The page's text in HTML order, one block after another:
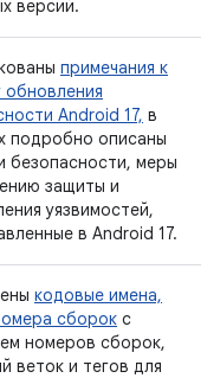
версий.
примечания к
обновления
Android 17, в
подробно описаны
безопасности, меры
защиты и
уязвимостей,
в Android 17.
кодовые имена,
сборок с
номеров сборок,
веток и тегов для